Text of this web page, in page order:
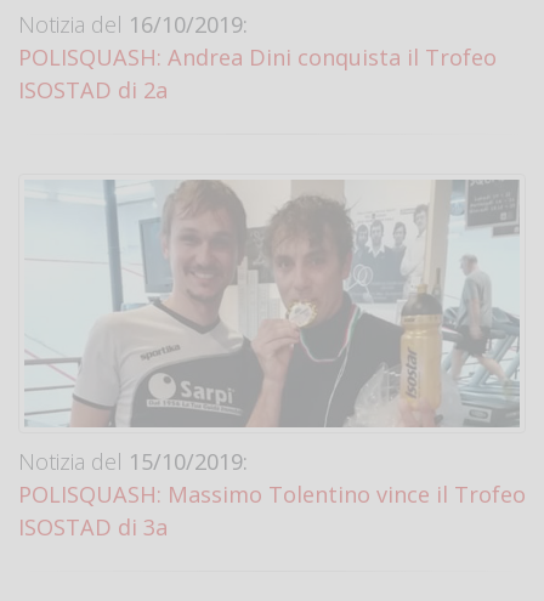
Notizia del 16/10/2019:
POLISQUASH: Andrea Dini conquista il Trofeo
ISOSTAD di 2a
Notizia del 15/10/2019:
POLISQUASH: Massimo Tolentino vince il Trofeo
ISOSTAD di 3a